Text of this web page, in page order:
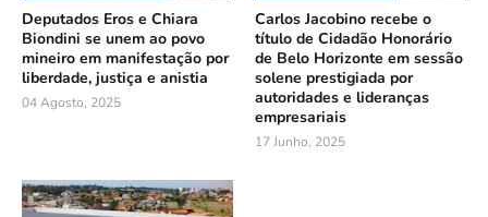
Deputados Eros e Chiara
Biondini se unem ao povo
mineiro em manifestação por
liberdade, justiça e anistia
04 Agosto, 2025
Carlos Jacobino recebe o
título de Cidadão Honorário
de Belo Horizonte em sessão
solene prestigiada por
autoridades e lideranças
empresariais
17 Junho, 2025